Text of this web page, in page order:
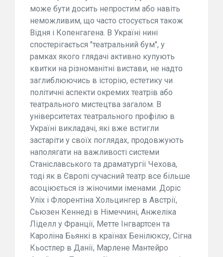
може бути досить непростим або навіть
неможливим, що часто стосується також
Відня і Копенгагена. В Україні нині
спостерігається "театральний бум", у
рамках якого глядачі активно купують
квитки на різноманітні вистави, не надто
заглиблюючись в історію, естетику чи
політичні аспекти окремих театрів або
театрального мистецтва загалом. В
університетах театрального профілю в
Україні викладачі, які вже встигли
застаріти у своїх поглядах, продовжують
наполягати на важливості системи
Станіславського та драматургії Чехова,
тоді як в Європі сучасний театр все більше
асоціюється із жіночими іменами. Доріс
Уліх і Флорентіна Хольцингер в Австрії,
Сьюзен Кеннеді в Німеччині, Анжеліка
Ліделл у Франції, Метте Інгвартсен та
Кароліна Бьянкі в країнах Бенілюксу, Сігна
Кьостлер в Данії, Марлене Мантейро